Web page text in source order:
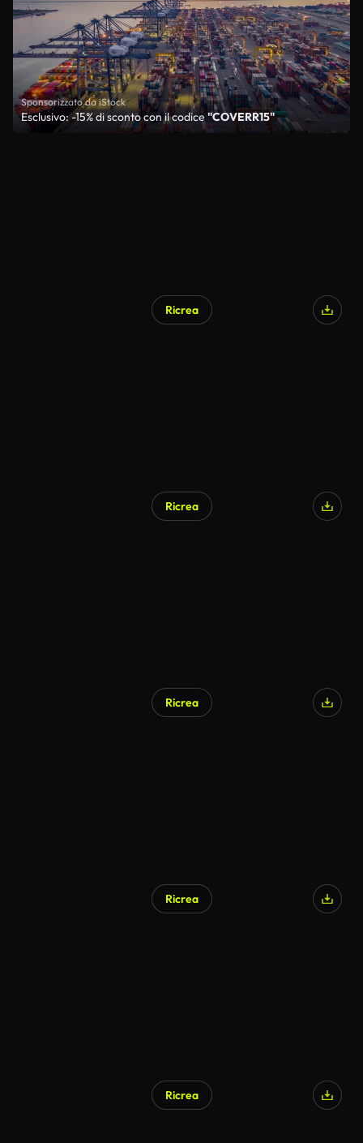
Sponsorizzato da iStock
Esclusivo: -15% di sconto con il codice"COVERR15"
Ricrea
Ricrea
Ricrea
Ricrea
Ricrea